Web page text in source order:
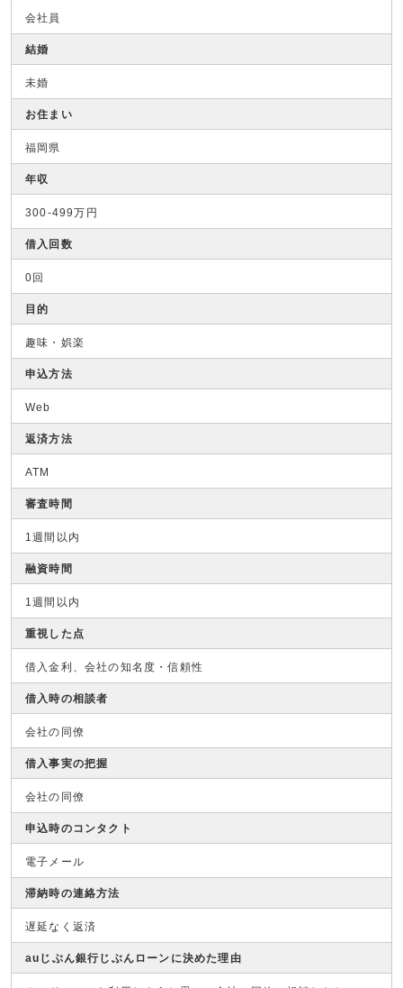
会社員
結婚
未婚
お住まい
福岡県
年収
300-499万円
借入回数
0回
目的
趣味・娯楽
申込方法
Web
返済方法
ATM
審査時間
1週間以内
融資時間
1週間以内
重視した点
借入金利、会社の知名度・信頼性
借入時の相談者
会社の同僚
借入事実の把握
会社の同僚
申込時のコンタクト
電子メール
滞納時の連絡方法
遅延なく返済
auじぶん銀行じぶんローンに決めた理由